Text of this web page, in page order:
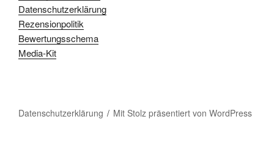
Datenschutzerklärung
Rezensionpolitik
Bewertungsschema
Media-Kit
Datenschutzerklärung Mit Stolz präsentiert von WordPress